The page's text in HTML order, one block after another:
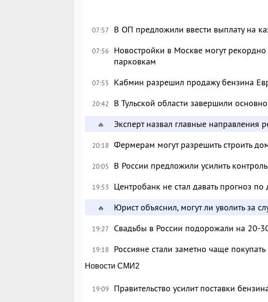
07:57 В ОП предложили ввести выплату на
07:56
Новостройки в Москве могут
парковкам
07:55 Кабмин разрешил продажу бензина
20:42 В Тульской области завершили
🔥 Эксперт назвал главные направления
20:18 Фермерам могут разрешить строить
20:05 В России предложили усилить
19:53 Центробанк не стал давать прогноз
🔥 Юрист объяснил, могут ли уволить за
19:27 Свадьбы в России подорожали на 20-
19:18 Россияне стали заметно чаще
Новости СМИ2
19:09 Правительство усилит поставки